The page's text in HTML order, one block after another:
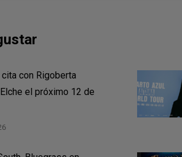
con Rigoberta
el próximo 12 de